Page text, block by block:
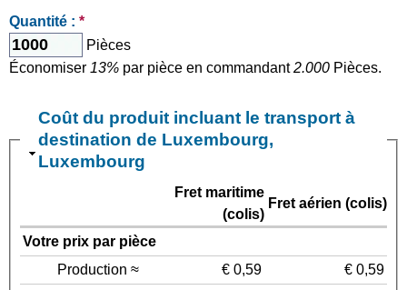
Quantité : *
Pièces
Économiser 13% par pièce en commandant2.000 Pièces.
Coût du produit incluant le transport à
destination de Luxembourg,
Luxembourg
Fret maritime
(colis)
Fret aérien (colis)
Votre prix par pièce
Production ≈
€ 0,59 € 0,59